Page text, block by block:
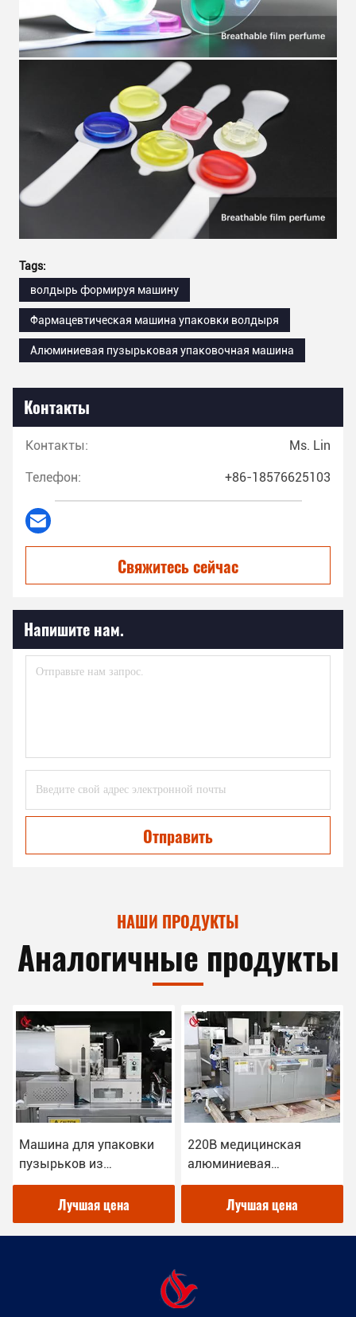
Tags:
волдырь формируя машину
Фармацевтическая машина упаковки волдыря
Алюминиевая пузырьковая упаковочная машина
Контакты
Контакты: Ms. Lin
Телефон: +86-18576625103
Свяжитесь сейчас
Напишите нам.
Отправить
НАШИ ПРОДУКТЫ
Аналогичные продукты
Машина для упаковки
пузырьков из
алюминиевого ПВХ для
фармацевтики 3.8КВт
Лучшая цена
220В медицинская
алюминиевая
пузырьковая
упаковочная машина в
аптечных упаковках
Лучшая цена